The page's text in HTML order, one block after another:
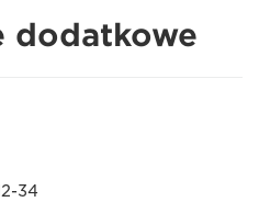
dodatkowe
34